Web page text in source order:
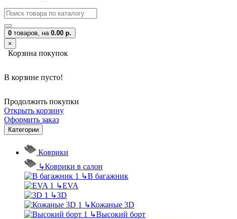
0 товаров, на 0.00 р.
×
Корзина покупок
В корзине пусто!
Продолжить покупки
Открыть корзину
Оформить заказ
Категории
Коврики
↳Коврики в салон
↳В багажник
↳EVA
↳3D
↳Кожаные 3D
↳Высокий борт